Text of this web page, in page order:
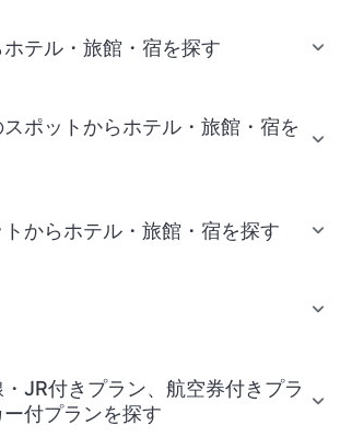
テル・旅館・宿を探す
ポットからホテル・旅館・宿を
からホテル・旅館・宿を探す
JR付きプラン、航空券付きプラ
付プランを探す